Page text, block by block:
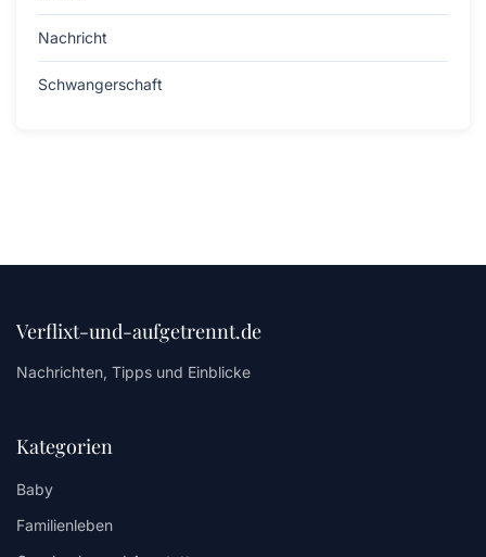
Nachricht
Schwangerschaft
Verflixt-und-aufgetrennt.de
Nachrichten, Tipps und Einblicke
Kategorien
Baby
Familienleben